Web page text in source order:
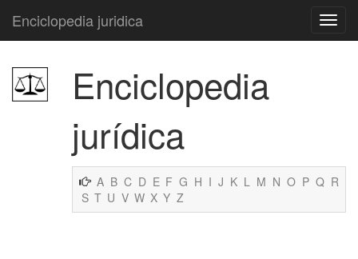
Enciclopedia juridica
Enciclopedia
jurídica
A B C D E F G H I J K L M N O P Q R
S T U V W X Y Z